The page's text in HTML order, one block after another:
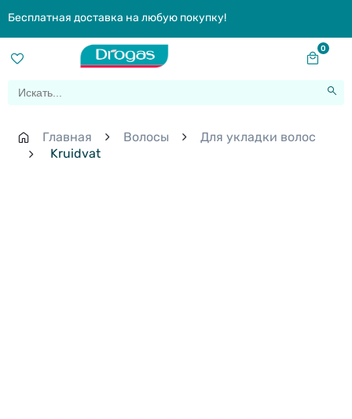
Бесплатная доставка на любую покупку!
0
Главная Волосы
Для укладки волос
Kruidvat